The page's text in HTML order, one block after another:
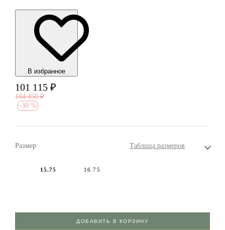
В избранноe
101 115 ₽
144 450 ₽
-30 %
Размер Таблица размеров
15.75 16.75
ДОБАВИТЬ В КОРЗИНУ